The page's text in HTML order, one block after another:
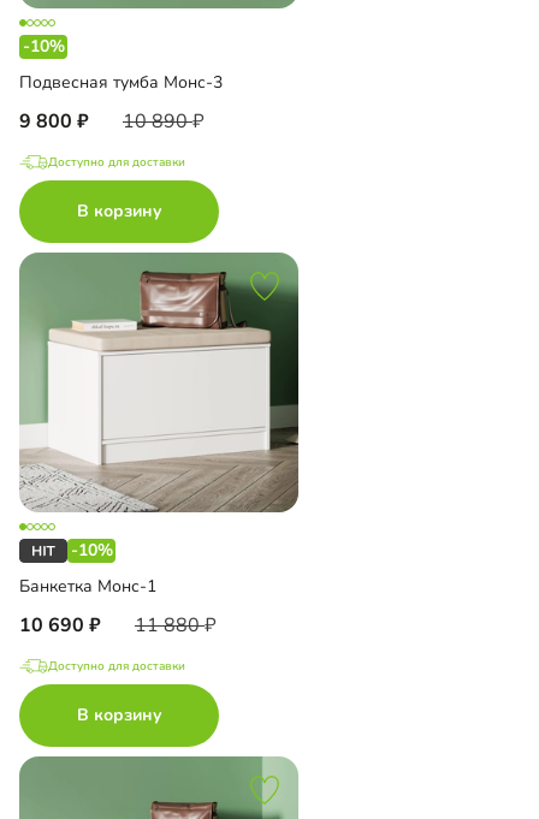
-10%
Подвесная тумба Монс-3
9 800 10 890
Доступно для доставки
В корзину
-10%
Банкетка Монс-1
10 690 11 880
Доступно для доставки
В корзину